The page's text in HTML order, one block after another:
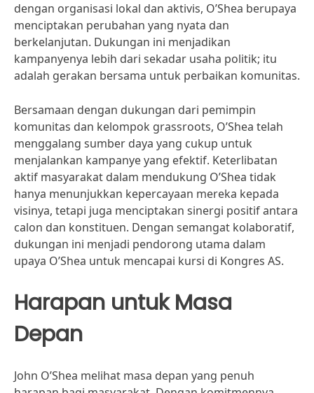
dengan organisasi lokal dan aktivis, O’Shea berupaya
menciptakan perubahan yang nyata dan
berkelanjutan. Dukungan ini menjadikan
kampanyenya lebih dari sekadar usaha politik; itu
adalah gerakan bersama untuk perbaikan komunitas.
Bersamaan dengan dukungan dari pemimpin
komunitas dan kelompok grassroots, O’Shea telah
menggalang sumber daya yang cukup untuk
menjalankan kampanye yang efektif. Keterlibatan
aktif masyarakat dalam mendukung O’Shea tidak
hanya menunjukkan kepercayaan mereka kepada
visinya, tetapi juga menciptakan sinergi positif antara
calon dan konstituen. Dengan semangat kolaboratif,
dukungan ini menjadi pendorong utama dalam
upaya O’Shea untuk mencapai kursi di Kongres AS.
Harapan untuk Masa
Depan
John O’Shea melihat masa depan yang penuh